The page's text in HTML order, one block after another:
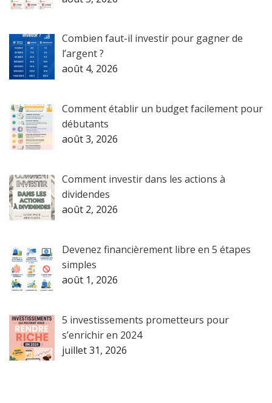
Combien faut-il investir pour gagner de
l’argent ?
août 4, 2026
Comment établir un budget facilement pour
débutants
août 3, 2026
Comment investir dans les actions à
dividendes
août 2, 2026
Devenez financièrement libre en 5 étapes
simples
août 1, 2026
5 investissements prometteurs pour
s’enrichir en 2024
juillet 31, 2026